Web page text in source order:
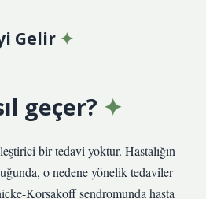
Gelir
geçer?
bir tedavi yoktur. Hastalığın
o nedene yönelik tedaviler
Korsakoff sendromunda hasta